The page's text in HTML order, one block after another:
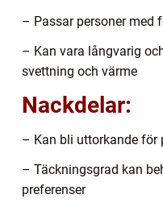
– Passar personer med
– Kan vara långvarig
svettning och värme
Nackdelar:
– Kan bli uttorkande för
– Täckningsgrad kan
preferenser